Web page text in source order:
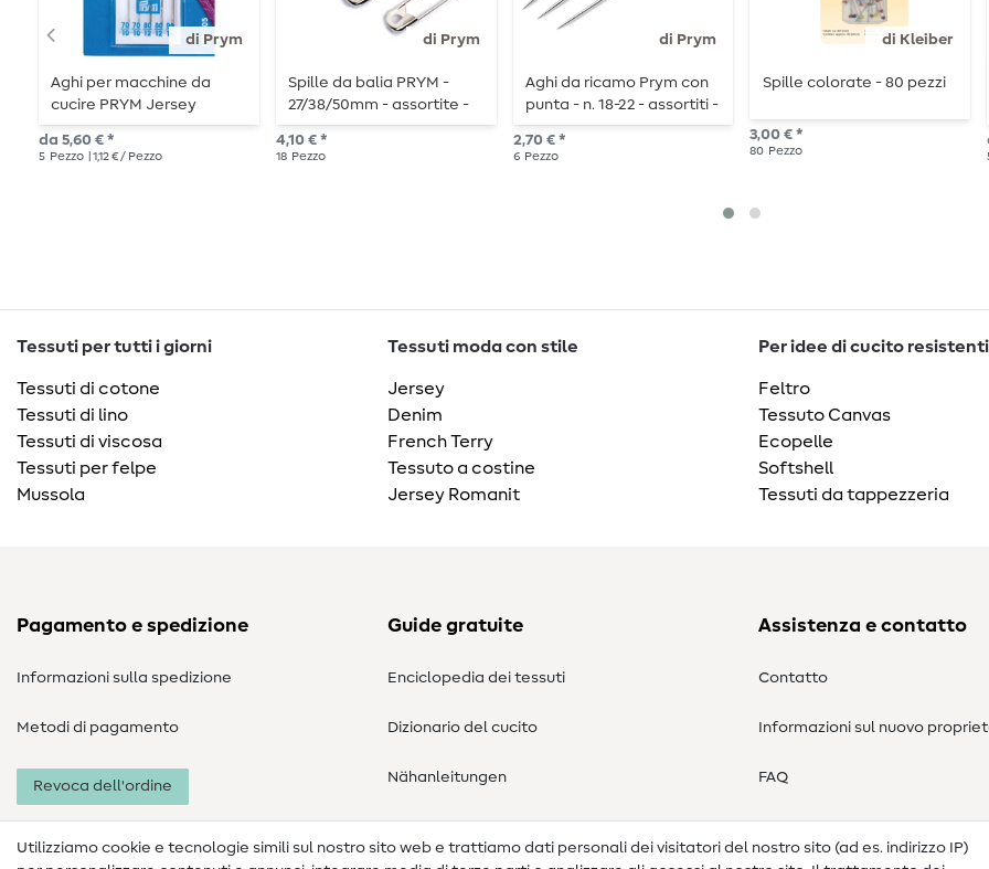
di Prym
Aghi per macchine da
cucire PRYM Jersey
da 5,60 € *
5 Pezzo | 1,12 € / Pezzo
di Prym
Spille da balia PRYM -
27/38/50mm - assortite -
color argento - 18 pezzi
4,10 € *
18 Pezzo
di Prym
Aghi da ricamo Prym con
punta - n. 18-22 - assortiti -
6 pezzi
2,70 € *
6 Pezzo
di Kleiber
Spille colorate - 80 pezzi
3,00 € *
80 Pezzo
Tessuti per tutti i giorni
Tessuti di cotone
Tessuti di lino
Tessuti di viscosa
Tessuti per felpe
Mussola
Tessuti moda con stile
Jersey
Denim
French Terry
Tessuto a costine
Jersey Romanit
Per idee di cucito resistenti
Feltro
Tessuto Canvas
Ecopelle
Softshell
Tessuti da tappezzeria
Pagamento e spedizione
Informazioni sulla spedizione
Metodi di pagamento
Revoca dell'ordine
Guide gratuite
Enciclopedia dei tessuti
Dizionario del cucito
Nähanleitungen
Assistenza e contatto
Contatto
Informazioni sul nuovo
FAQ
Utilizziamo cookie e tecnologie simili sul nostro sito web e trattiamo dati personali dei visitatori del nostro sito (ad es. indirizzo IP)